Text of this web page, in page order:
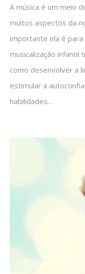
A música é um meio
muitos aspectos da
importante ela é
musicalização infantil
como desenvolver a
estimular a
habilidades…